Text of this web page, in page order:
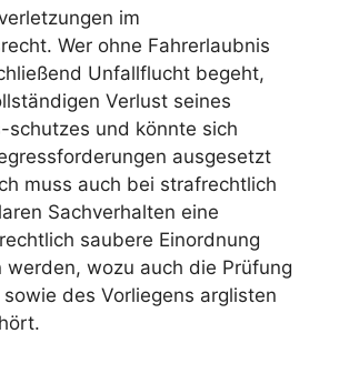
im
Wer ohne Fahrerlaubnis
Unfallflucht begeht,
Verlust seines
schutzes und könnte sich
ausgesetzt
muss auch bei strafrechtlich
Sachverhalten eine
saubere Einordnung
werden, wozu auch die Prüfung
des Vorliegens arglisten